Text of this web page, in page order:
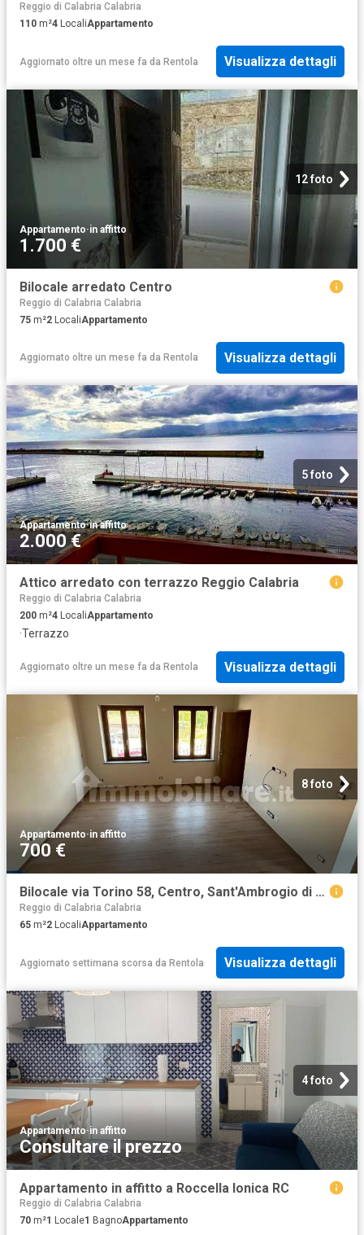
Reggio di Calabria Calabria
110 m²4 LocaliAppartamento
Aggiornato oltre un mese fa da Rentola Visualizza dettagli
12 foto
Appartamento·in affitto
1.700 €
Bilocale arredato Centro
Reggio di Calabria Calabria
75 m²2 LocaliAppartamento
Aggiornato oltre un mese fa da Rentola Visualizza dettagli
5 foto
Appartamento·in affitto
2.000 €
Attico arredato con terrazzo Reggio Calabria
Reggio di Calabria Calabria
200 m²4 LocaliAppartamento
·Terrazzo
Aggiornato oltre un mese fa da Rentola Visualizza dettagli
8 foto
Appartamento·in affitto
700 €
Bilocale via Torino 58, Centro, Sant'Ambrogio di Torino
Reggio di Calabria Calabria
65 m²2 LocaliAppartamento
Aggiornato settimana scorsa da Rentola Visualizza dettagli
4 foto
Appartamento·in affitto
Consultare il prezzo
Appartamento in affitto a Roccella Ionica RC
Reggio di Calabria Calabria
70 m²1 Locale1 BagnoAppartamento